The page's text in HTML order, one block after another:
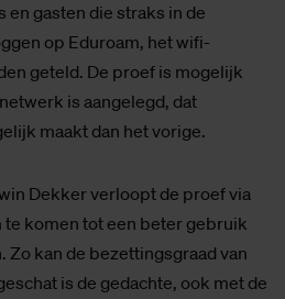
gasten die straks in de
op Eduroam, het wifi-
geteld. De proef is mogelijk
is aangelegd, dat
maakt dan het vorige.
Dekker verloopt de proef via
te komen tot een beter gebruik
Zo kan de bezettingsgraad van
is de gedachte, ook met de